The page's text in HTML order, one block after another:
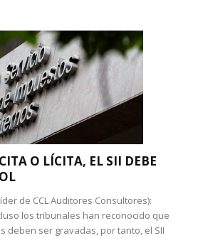
O LÍCITA, EL SII DEBE
de CCL Auditores Consultores):
los tribunales han reconocido que
deben ser gravadas, por tanto, el SII